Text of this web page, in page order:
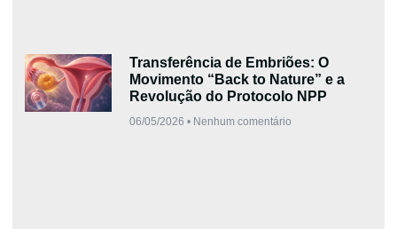
Transferência de Embriões: O
Movimento “Back to Nature” e a
Revolução do Protocolo NPP
06/05/2026 Nenhum comentário